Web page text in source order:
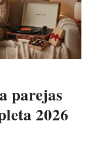
parejas
2026